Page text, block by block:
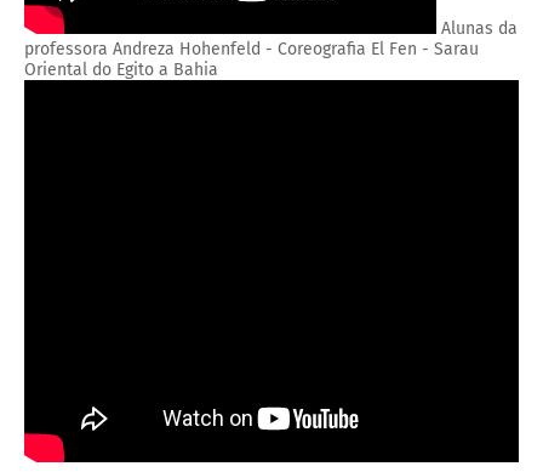
Alunas da
professora Andreza Hohenfeld - Coreografia El Fen - Sarau
Oriental do Egito a Bahia